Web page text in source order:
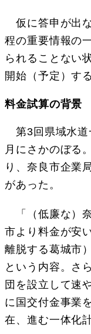
仮に答申が出
程の重要情報の
られることない
開始（予定）す
料金試算の背景
第3回県域水道
月にさかのぼる
り、奈良市企業
があった。
「（低廉な）
市より料金が安
離脱する葛城市
という内容。さ
団を設立して速
に国交付金事業
在、進む一体化